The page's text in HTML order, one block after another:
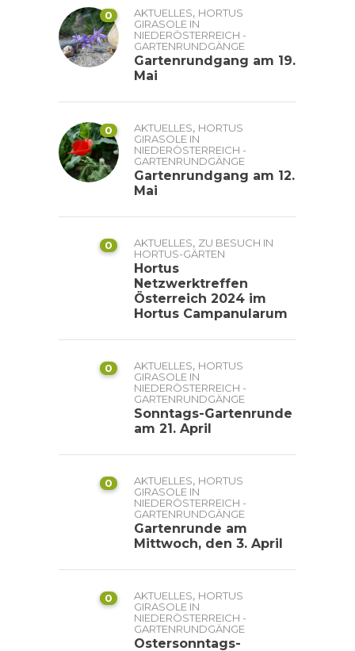
0 AKTUELLES, HORTUS
GIRASOLE IN
NIEDERÖSTERREICH -
GARTENRUNDGÄNGE
Gartenrundgang am 19.
Mai
0 AKTUELLES, HORTUS
GIRASOLE IN
NIEDERÖSTERREICH -
GARTENRUNDGÄNGE
Gartenrundgang am 12.
Mai
0 AKTUELLES, ZU BESUCH IN
HORTUS-GÄRTEN
Hortus
Netzwerktreffen
Österreich 2024 im
Hortus Campanularum
0 AKTUELLES, HORTUS
GIRASOLE IN
NIEDERÖSTERREICH -
GARTENRUNDGÄNGE
Sonntags-Gartenrunde
am 21. April
0 AKTUELLES, HORTUS
GIRASOLE IN
NIEDERÖSTERREICH -
GARTENRUNDGÄNGE
Gartenrunde am
Mittwoch, den 3. April
0 AKTUELLES, HORTUS
GIRASOLE IN
NIEDERÖSTERREICH -
GARTENRUNDGÄNGE
Ostersonntags-